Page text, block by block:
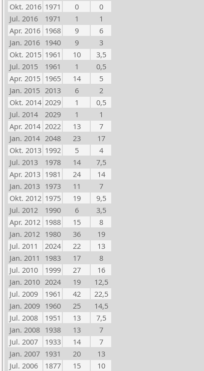
Okt. 2016 1971 0
0
Jul. 2016
1971 1
1
Apr. 2016 1968 9
6
Jan. 2016 1940 9
3
Okt. 2015 1961 10
3,5
Jul. 2015
1961 1
0,5
Apr. 2015 1965 14
5
Jan. 2015 2013 6
2
Okt. 2014 2029 1
0,5
Jul. 2014
2029 1
1
Apr. 2014 2022 13
7
Jan. 2014 2048 23
17
Okt. 2013 1992 5
4
Jul. 2013
1978 14
7,5
Apr. 2013 1981 24
14
Jan. 2013 1973 11
7
Okt. 2012 1975 19
9,5
Jul. 2012
1990 6
3,5
Apr. 2012 1988 15
8
Jan. 2012 1980 36
19
Jul. 2011
2024 22
13
Jan. 2011
1983 17
8
Jul. 2010
1999 27
16
Jan. 2010 2024 19
12,5
Jul. 2009
1961 42
22,5
Jan. 2009 1960 25
14,5
Jul. 2008
1951 13
7,5
Jan. 2008 1938 13
7
Jul. 2007
1933 14
7
Jan. 2007 1931 20
13
Jul. 2006
1877 15
10